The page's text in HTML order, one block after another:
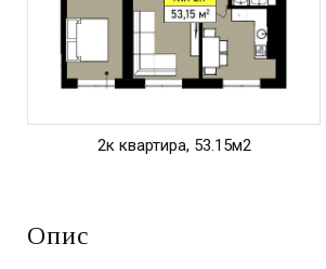
2к квартира, 53.15м2
Опис